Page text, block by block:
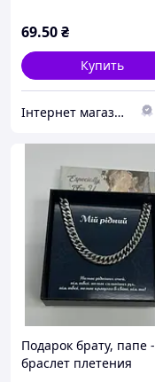
69.50₴
Купить
Інтернет магазин "Buble Studio" товари для упаковки та декору
Подарок брату, папе -
браслет плетения